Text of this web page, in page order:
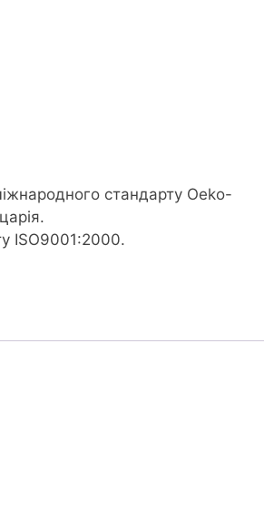
стандарту Oeko-
ISO9001:2000.